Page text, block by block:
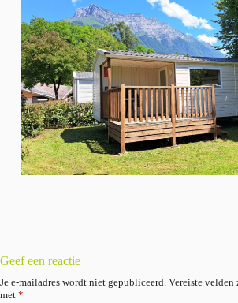
Geef een reactie
Je e-mailadres wordt niet gepubliceerd. Vereiste velden
met *